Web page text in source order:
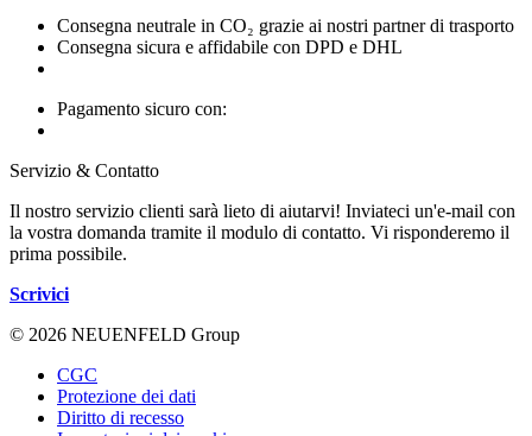
Consegna neutrale in CO₂ grazie ai nostri partner di trasporto
Consegna sicura e affidabile con DPD e DHL
Pagamento sicuro con:
Servizio & Contatto
Il nostro servizio clienti sarà lieto di aiutarvi! Inviateci un'e-mail con
la vostra domanda tramite il modulo di contatto. Vi risponderemo il
prima possibile.
Scrivici
© 2026 NEUENFELD Group
CGC
Protezione dei dati
Diritto di recesso